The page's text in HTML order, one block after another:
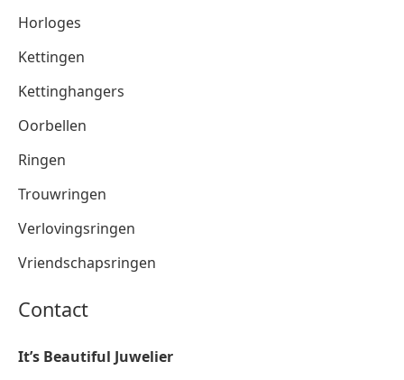
Horloges
Kettingen
Kettinghangers
Oorbellen
Ringen
Trouwringen
Verlovingsringen
Vriendschapsringen
Contact
It’s Beautiful Juwelier